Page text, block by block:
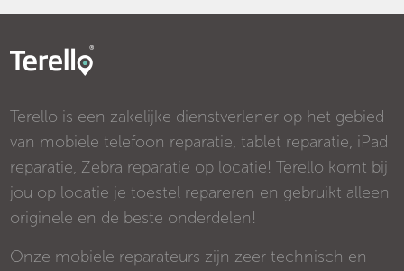
Terello is een zakelijke dienstverlener op het gebied
van mobiele telefoon reparatie, tablet reparatie, iPad
reparatie, Zebra reparatie op locatie! Terello komt bij
jou op locatie je toestel repareren en gebruikt alleen
originele en de beste onderdelen!
Onze mobiele reparateurs zijn zeer technisch en